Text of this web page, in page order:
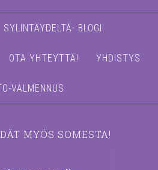
SYLINTÄYDELTÄ- BLOGI
OTA YHTEYTTÄ! YHDISTYS
VALMENNUS
MYÖS SOMESTA!